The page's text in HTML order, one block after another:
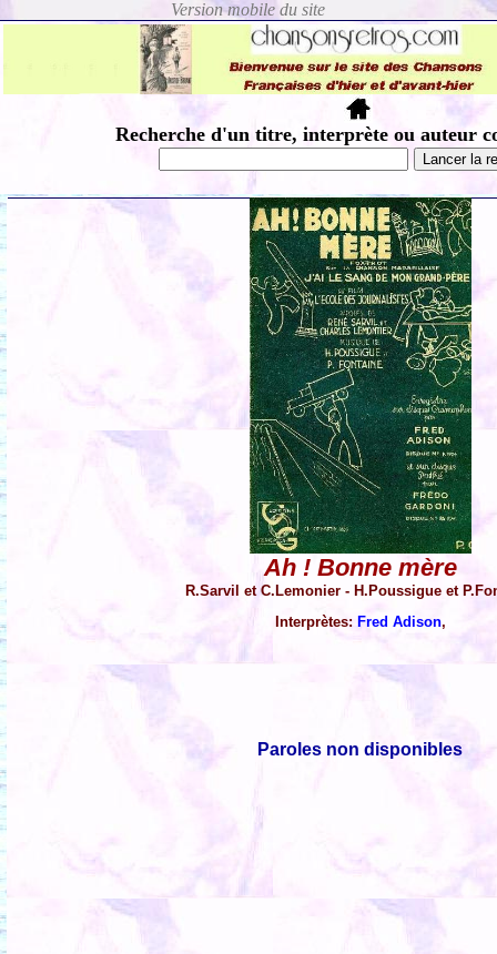
Recherche d'un titre, interprète ou auteur
Ah ! Bonne mère
R.Sarvil et C.Lemonier - H.Poussigue et
Interprètes: Fred Adison,
Paroles non disponibles